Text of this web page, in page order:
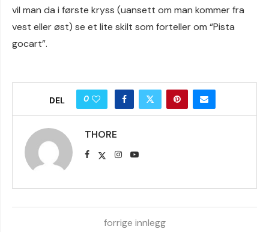
vil man da i første kryss (uansett om man kommer fra
vest eller øst) se et lite skilt som forteller om “Pista
gocart”.
DEL 0
THORE
forrige innlegg